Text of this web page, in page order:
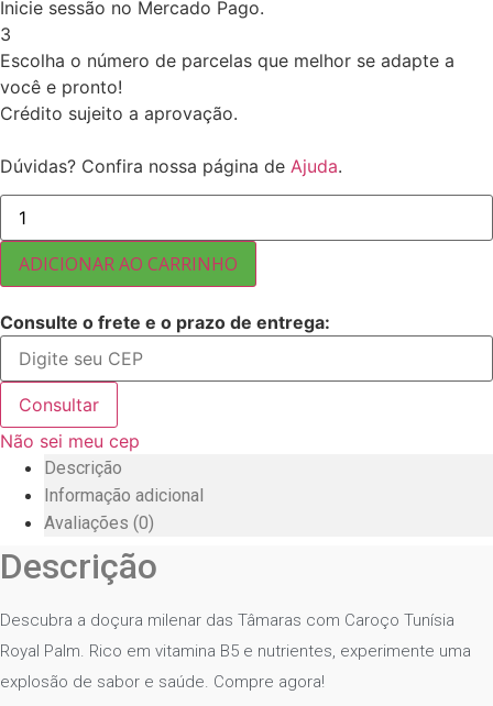
Inicie sessão no Mercado Pago.
3
Escolha o número de parcelas que melhor se adapte a
você e pronto!
Crédito sujeito a aprovação.
Dúvidas? Confira nossa página de Ajuda.
TÂMARA
COM
CAROÇO
TUNÍSIA
MARCA
EL
MONAGUILO
5
KG
quantidade
ADICIONAR AO CARRINHO
Consulte o frete e o prazo de entrega:
Consultar
Não sei meu cep
Descrição
Informação adicional
Avaliações (0)
Descrição
Descubra a doçura milenar das Tâmaras com Caroço Tunísia
Royal Palm. Rico em vitamina B5 e nutrientes, experimente uma
explosão de sabor e saúde. Compre agora!